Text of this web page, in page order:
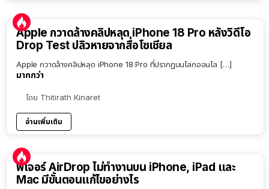
Apple กวาดล้างคลิปหลุด iPhone 18 Pro หลังวิดีโอ
Drop Test ปลิวหายจากสื่อโซเชียล
Apple กวาดล้างคลิปหลุด iPhone 18 Pro ที่ปรากฏบนโลกออนไล […]
มากกว่า
โดย Thitirath Kinaret
อ่านเพิ่มเติม
ฟีเจอร์ AirDrop ไม่ทำงานบน iPhone, iPad และ
Mac มีขั้นตอนแก้ไขอย่างไร